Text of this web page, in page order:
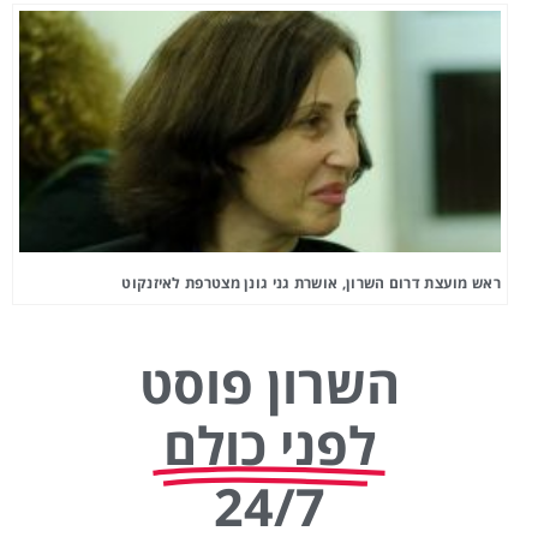
ראש מועצת דרום השרון, אושרת גני גונן מצטרפת לאיזנקוט
השרון פוסט
לפני כולם
24/7